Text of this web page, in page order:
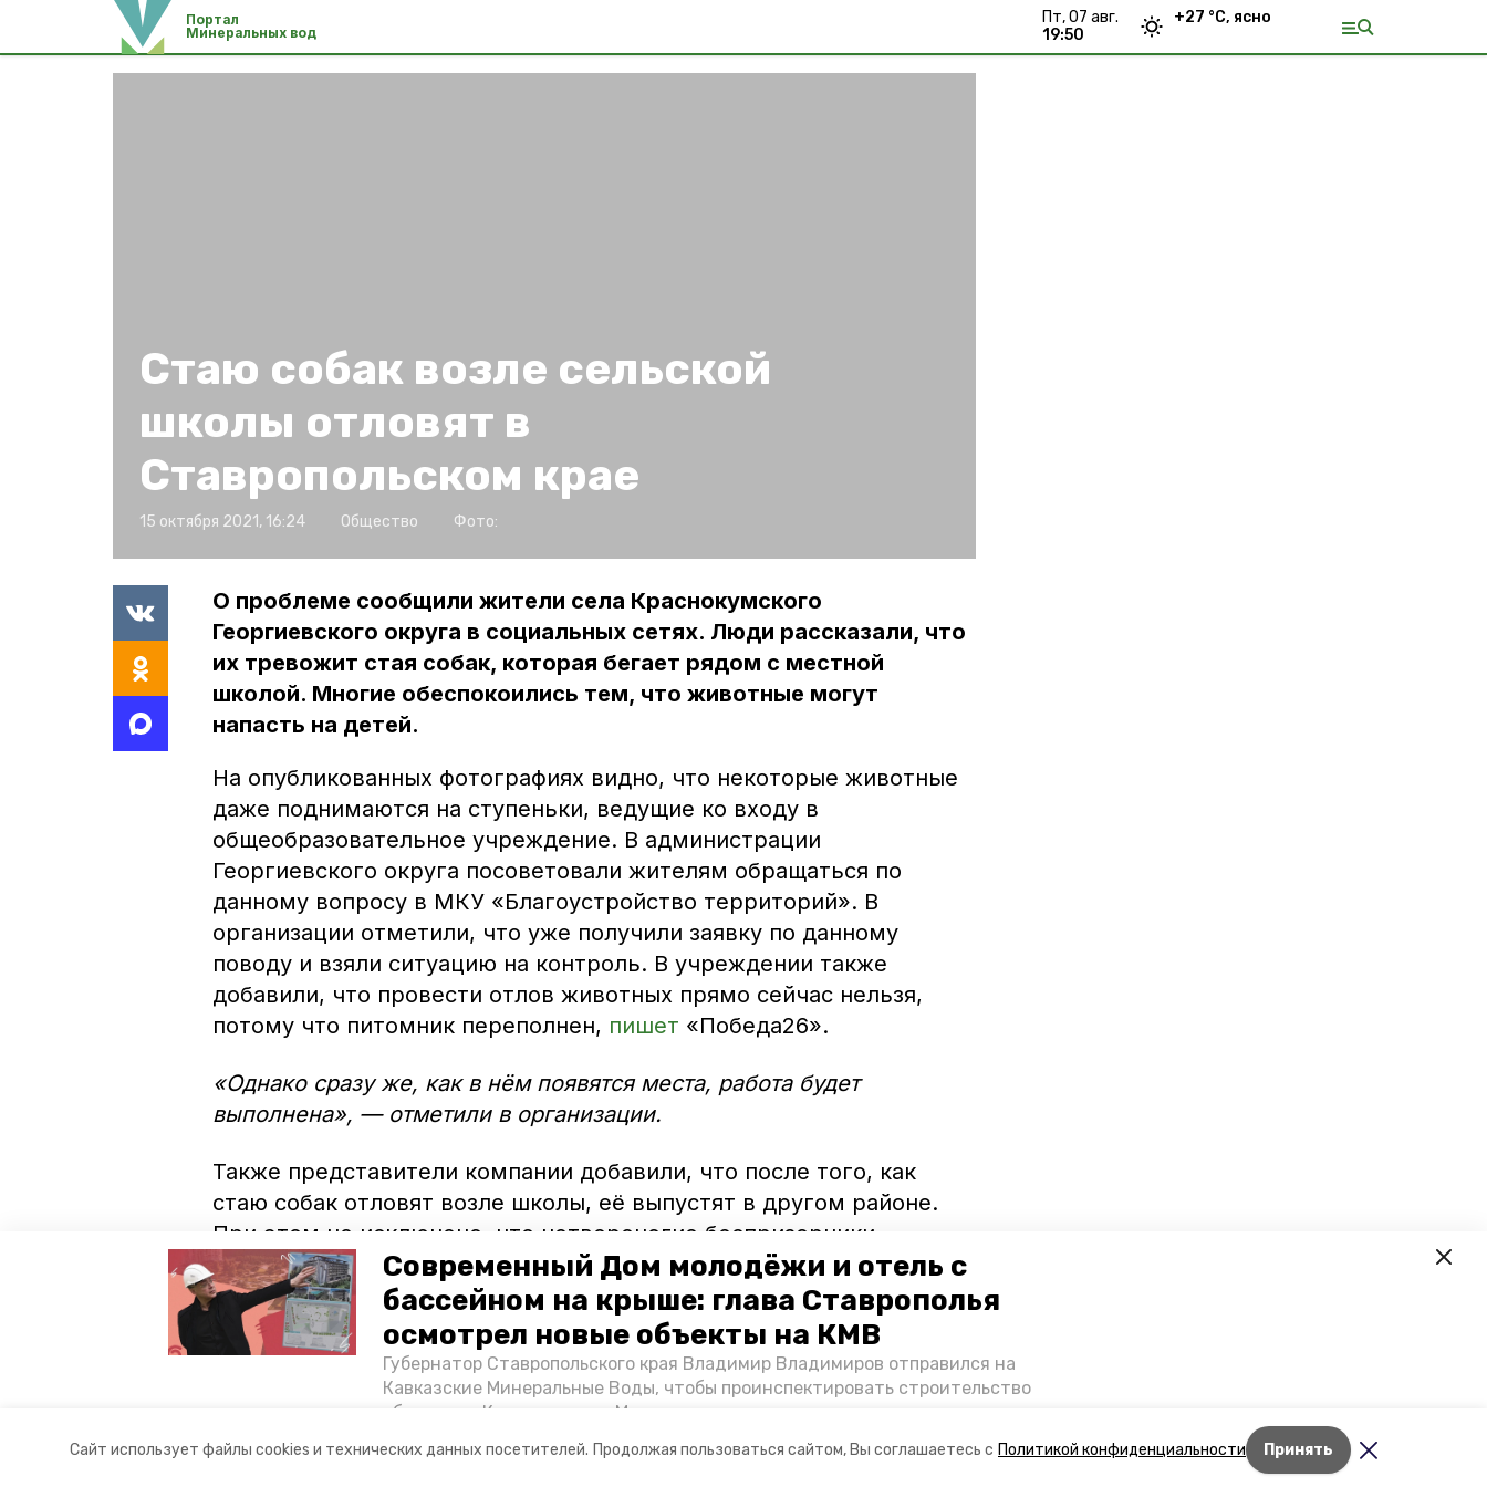
Сайт использует файлы cookies и технических данных посетителей. Продолжая пользоваться сайтом, Вы соглашаетесь с Политикой конфиденциальности Принять
Современный Дом молодёжи и отель с
бассейном на крыше: глава Ставрополья
осмотрел новые объекты на КМВ
Губернатор Ставропольского края Владимир Владимиров отправился на
Кавказские Минеральные Воды, чтобы проинспектировать строительство
объектов в Кисловодске и Минводах, а также выслушать предложения о
материале «Победы26».
Портал
Минеральных вод
пт, 07 авг.
19:50
+27 °С, ясно
Лента новостей
Стаю собак возле сельской
школы отловят в
Ставропольском крае
15 октября 2021, 16:24 Общество Фото:
О проблеме сообщили жители села Краснокумского
Георгиевского округа в социальных сетях. Люди рассказали, что
их тревожит стая собак, которая бегает рядом с местной
школой. Многие обеспокоились тем, что животные могут
напасть на детей.
На опубликованных фотографиях видно, что некоторые животные
даже поднимаются на ступеньки, ведущие ко входу в
общеобразовательное учреждение. В администрации
Георгиевского округа посоветовали жителям обращаться по
данному вопросу в МКУ «Благоустройство территорий». В
организации отметили, что уже получили заявку по данному
поводу и взяли ситуацию на контроль. В учреждении также
добавили, что провести отлов животных прямо сейчас нельзя,
потому что питомник переполнен, пишет «Победа26».
«Однако сразу же, как в нём появятся места, работа будет
выполнена», — отметили в организации.
Также представители компании добавили, что после того, как
стаю собак отловят возле школы, её выпустят в другом районе.
При этом не исключено, что четвероногие беспризорники
вернутся на старое место обитания.
«Такие случаи уже были. Мы выпускали собак в лесополосах, но
они опять прибегали в людные места», — уточнили в МКУ
«Благоустройство территорий».